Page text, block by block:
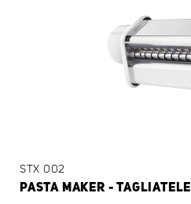
STX 002
PASTA MAKER - TAGLIATELE